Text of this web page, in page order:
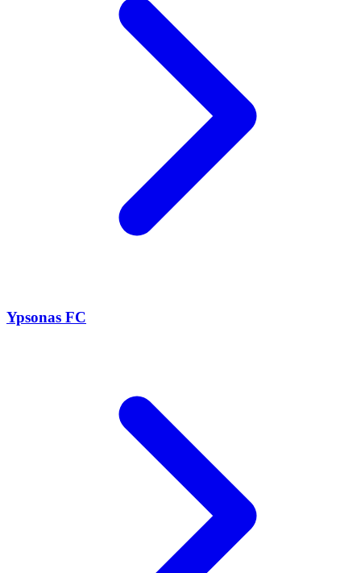
Ypsonas FC